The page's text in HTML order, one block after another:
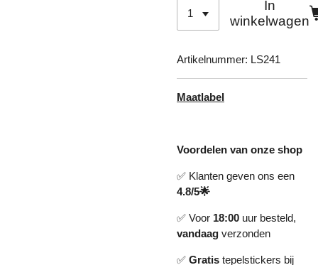
In
winkelwagen
Artikelnummer: LS241
Maatlabel
Voordelen van onze shop
✅ Klanten geven ons een
4.8/5🌟
✅ Voor 18:00 uur besteld,
vandaag verzonden
✅ Gratis tepelstickers bij